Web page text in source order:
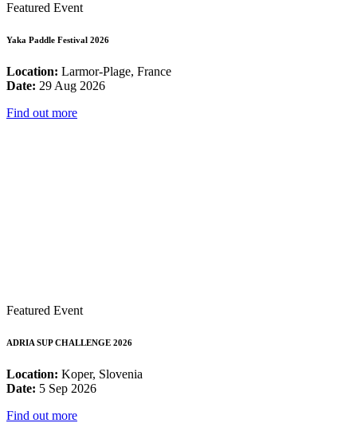
Featured Event
Yaka Paddle Festival 2026
Location: Larmor-Plage, France
Date: 29 Aug 2026
Find out more
Featured Event
ADRIA SUP CHALLENGE 2026
Location: Koper, Slovenia
Date: 5 Sep 2026
Find out more